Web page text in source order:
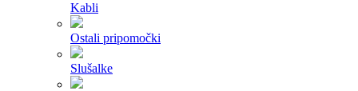
Kabli
Ostali pripomočki
Slušalke